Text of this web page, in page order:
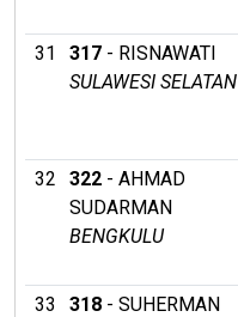
31
317 - RISNAWATI
SULAWESI SELATAN
32
322 - AHMAD
SUDARMAN
BENGKULU
33
318 - SUHERMAN